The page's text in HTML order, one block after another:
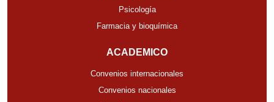
Psicología
Farmacia y bioquímica
ACADEMICO
Convenios internacionales
Convenios nacionales